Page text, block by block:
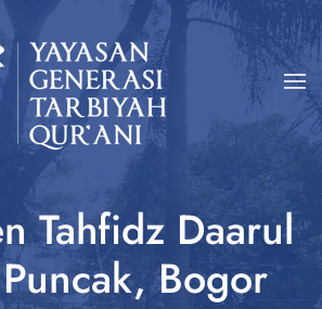
Tahfidz Daarul
Bogor